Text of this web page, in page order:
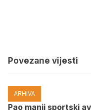
Povezane vijesti
ARHIVA
Pao manji sportski